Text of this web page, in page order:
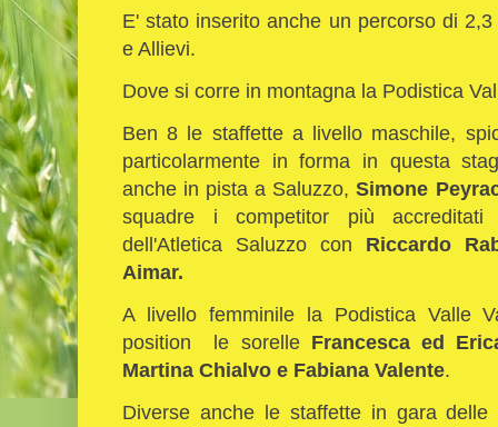
E' stato inserito anche un percorso di
e Allievi.
Dove si corre in montagna la Podistica
Ben 8 le staffette a livello maschile,
particolarmente in forma in questa
anche in pista a Saluzzo,Simone
squadre i competitor più
dell'Atletica Saluzzo con Riccardo
Aimar.
A livello femminile la Podistica Valle
position le sorelleFrancesca ed
Martina Chialvo e Fabiana Valente.
Diverse anche le staffette in gara